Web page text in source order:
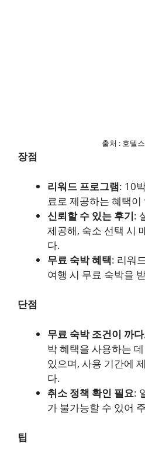
출처 : 호텔
장점
리워드 프로그램: 10
료로 제공하는 혜택이
신뢰할 수 있는 후기:
제공해, 숙소 선택 시
다.
무료 숙박 혜택: 리워
여행 시 무료 숙박을
단점
무료 숙박 조건이 까
박 혜택을 사용하는
있으며, 사용 기간에
다.
취소 정책 확인 필요:
가 불가능할 수 있어
팁